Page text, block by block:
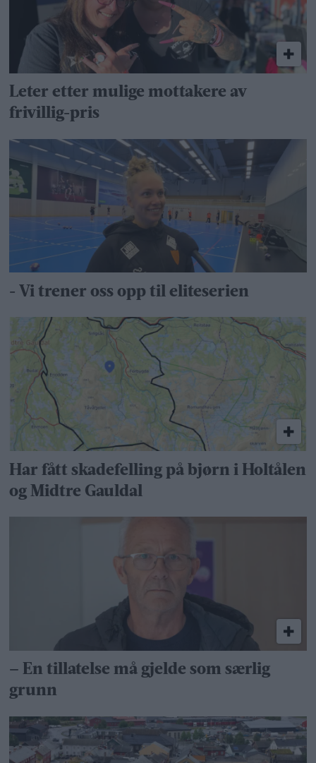
Leter etter mulige mottakere av
frivillig-pris
- Vi trener oss opp til eliteserien
Har fått skadefelling på bjørn i Holtålen
og Midtre Gauldal
– En tillatelse må gjelde som særlig
grunn